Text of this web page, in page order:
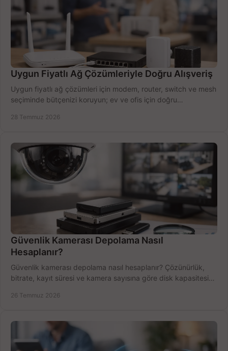
Uygun Fiyatlı Ağ Çözümleriyle Doğru Alışveriş
Uygun fiyatlı ağ çözümleri için modem, router, switch ve mesh
seçiminde bütçenizi koruyun; ev ve ofis için doğru
28 Temmuz 2026
Güvenlik Kamerası Depolama Nasıl
Hesaplanır?
Güvenlik kamerası depolama nasıl hesaplanır? Çözünürlük,
bitrate, kayıt süresi ve kamera sayısına göre disk kapasitesini
26 Temmuz 2026